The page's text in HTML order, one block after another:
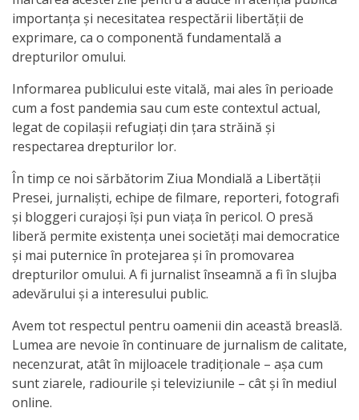
Managementul
instituției
Planuri
de
activitate
Parteneriate
Proiecte
Rapoarte
de
activitate
Transparență
Achiziții
importanţa şi necesitatea respectării libertăţii de
exprimare, ca o componentă fundamentală a
drepturilor omului.
Informarea publicului este vitală, mai ales în perioade
cum a fost pandemia sau cum este contextul actual,
legat de copilașii refugiați din țara străină și
respectarea drepturilor lor.
În timp ce noi sărbătorim Ziua Mondială a Libertății
Presei, jurnaliști, echipe de filmare, reporteri, fotografi
și bloggeri curajoși își pun viața în pericol. O presă
liberă permite existența unei societăți mai democratice
și mai puternice în protejarea și în promovarea
drepturilor omului. A fi jurnalist înseamnă a fi în slujba
adevărului şi a interesului public.
Avem tot respectul pentru oamenii din această breaslă.
Lumea are nevoie în continuare de jurnalism de calitate,
necenzurat, atât în mijloacele tradiționale – așa cum
sunt ziarele, radiourile și televiziunile – cât și în mediul
online.